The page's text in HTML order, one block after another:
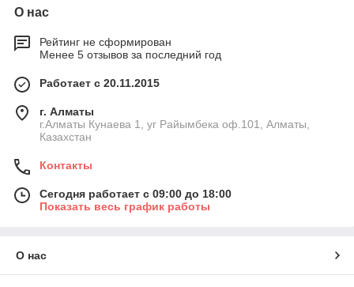
О нас
Рейтинг не сформирован
Менее 5 отзывов за последний год
Работает с 20.11.2015
г. Алматы
г.Алматы Кунаева 1, уг Райымбека оф.101, Алматы,
Казахстан
Контакты
Сегодня работает с 09:00 до 18:00
Показать весь график работы
О нас